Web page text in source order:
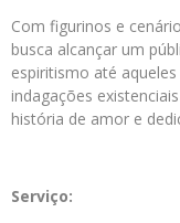
Com figurinos e
busca alcançar um
espiritismo até
indagações
história de amor e
Serviço: